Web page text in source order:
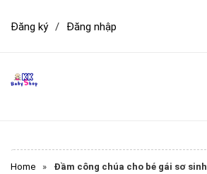
Đăng ký / Đăng nhập
Home » Đầm công chúa cho bé gái sơ sinh